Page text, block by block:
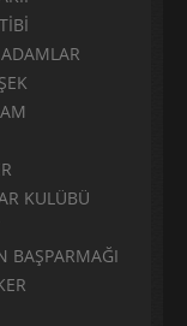
KULÜBÜ
BAŞPARMAĞI